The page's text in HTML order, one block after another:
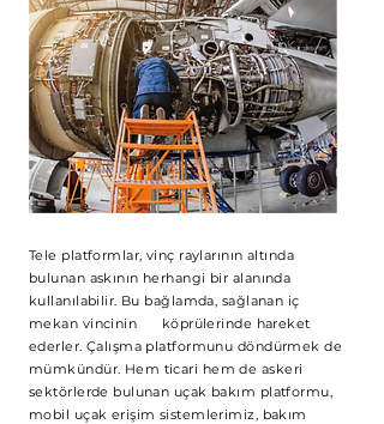
Tele platformlar, vinç raylarının altında
bulunan askının herhangi bir alanında
kullanılabilir. Bu bağlamda, sağlanan iç
mekan vincinin köprülerinde hareket
ederler. Çalışma platformunu döndürmek de
mümkündür. Hem ticari hem de askeri
sektörlerde bulunan uçak bakım platformu,
mobil uçak erişim sistemlerimiz, bakım